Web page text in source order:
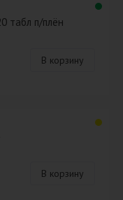
табл п/плён
В корзину
В корзину